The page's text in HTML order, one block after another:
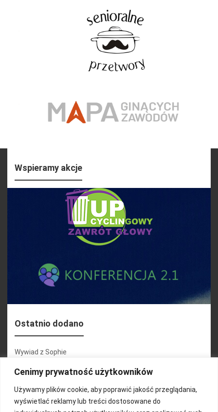
Cenimy prywatność użytkowników
Używamy plików cookie, aby poprawić jakość przeglądania,
wyświetlać reklamy lub treści dostosowane do
Wspieramy akcje
Ostatnio dodano
Wywiad z Sophie
Konferencja 2.1
Martyna Wojciechowska
Relacja zdjęciowa 25.09.2024r (cz.2)